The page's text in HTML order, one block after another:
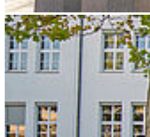
Kontakt / Contact:
Tel-Nr.: +49 3831 45 6525
E-Mail: poststelle@hochschule-
Kon­takt
Zur Schwedenschanze 15
18435 Stralsund